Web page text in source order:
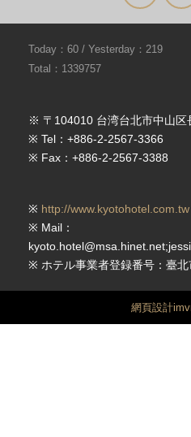
Today：60 / Yesterday：219
Total：1339757
※ 〒104010 台湾台北市中山区
※ Tel：+886-2-2567-3366
※ Fax：+886-2-2567-3388
※ http://www.kyotohotel.com.tw
※ Mail：
※ ホテル事業者登録番号：臺北
網頁設計